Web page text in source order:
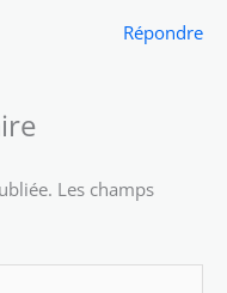
Répondre
Les champs